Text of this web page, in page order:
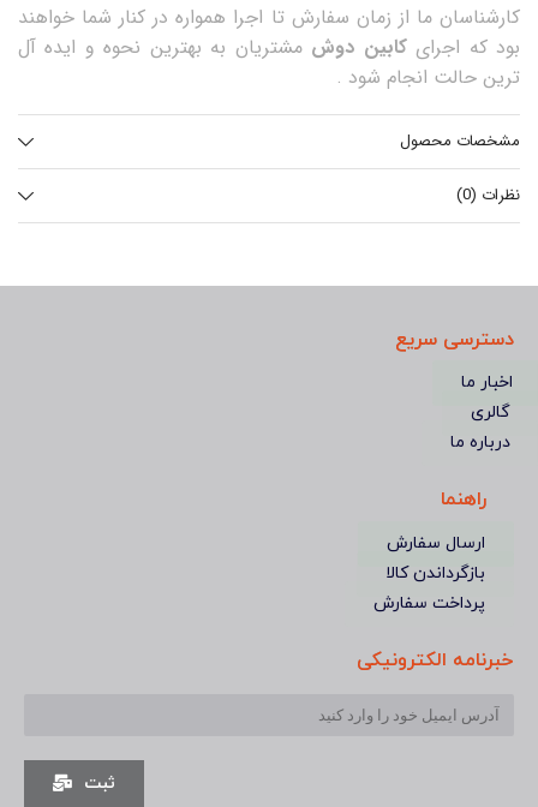
کارشناسان ما از زمان سفارش تا اجرا همواره در کنار شما خواهند
بود که اجرایکابین دوش مشتریان به بهترین نحوه و ایده آل
ترین حالت انجام شود .
مشخصات محصول
نظرات (0)
دسترسی سریع
اخبار ما
گالری
درباره ما
راهنما
ارسال سفارش
بازگرداندن کالا
پرداخت سفارش
خبرنامه الکترونیکی
ثبت